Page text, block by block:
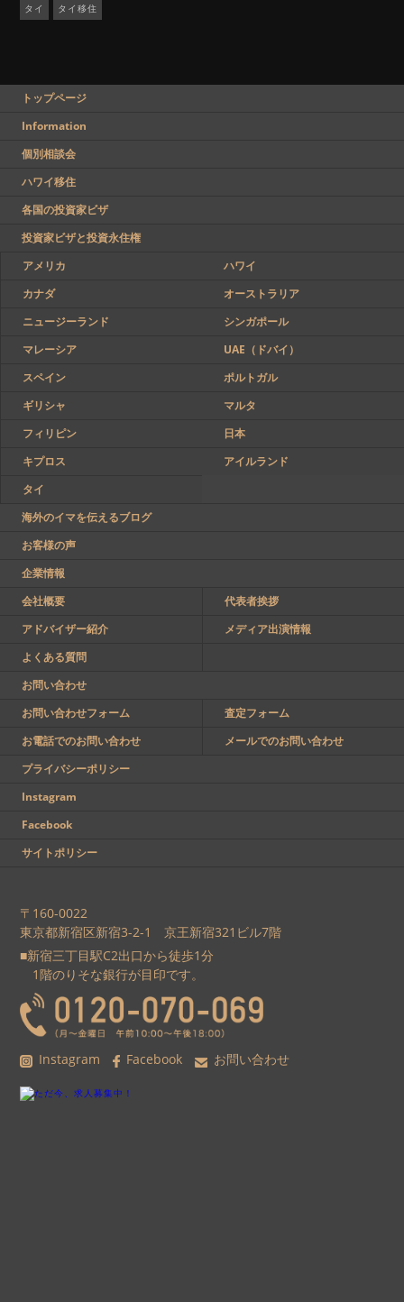
タイ タイ移住
〒160-0022
東京都新宿区新宿3-2-1 京王新宿321ビル7階
■新宿三丁目駅C2出口から徒歩1分
1階のりそな銀行が目印です。
Instagram Facebook お問い合わせ
トップページ
Information
個別相談会
ハワイ移住
各国の投資家ビザ
投資家ビザと投資永住権
アメリカ
ハワイ
カナダ
オーストラリア
ニュージーランド
シンガポール
マレーシア
UAE（ドバイ）
スペイン
ポルトガル
ギリシャ
マルタ
フィリピン
日本
キプロス
アイルランド
タイ
海外のイマを伝えるブログ
お客様の声
企業情報
会社概要
代表者挨拶
アドバイザー紹介
メディア出演情報
よくある質問
お問い合わせ
お問い合わせフォーム
査定フォーム
お電話でのお問い合わせ
メールでのお問い合わせ
プライバシーポリシー
Instagram
Facebook
サイトポリシー